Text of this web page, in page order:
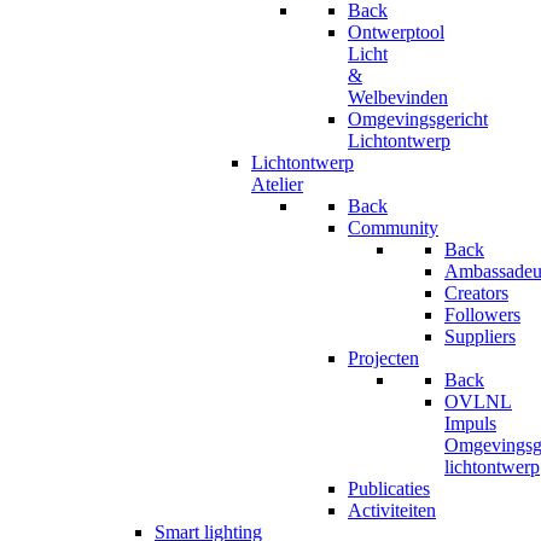
Back
Ontwerptool
Licht
&
Welbevinden
Omgevingsgericht
Lichtontwerp
Lichtontwerp
Atelier
Back
Community
Back
Creators
Followers
Suppliers
Projecten
Back
OVLNL
Impuls
lichtontwerp
Publicaties
Activiteiten
Smart lighting